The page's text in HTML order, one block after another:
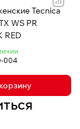
Tecnica
WS PR
RED
004